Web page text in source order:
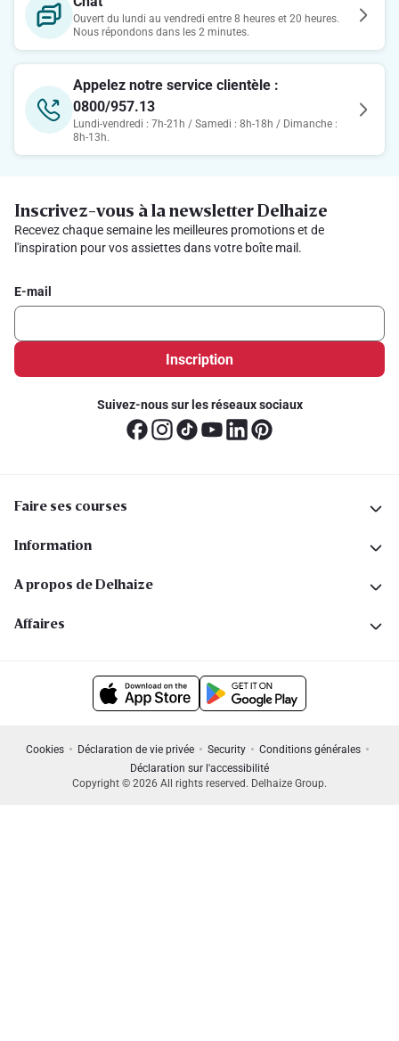
Ouvert du lundi au vendredi entre 8 heures et 20 heures.
Nous répondons dans les 2 minutes.
Appelez notre service clientèle :
0800/957.13
Lundi-vendredi : 7h-21h / Samedi : 8h-18h / Dimanche :
8h-13h.
Inscrivez-vous à la newsletter Delhaize
Recevez chaque semaine les meilleures promotions et de
l'inspiration pour vos assiettes dans votre boîte mail.
E-mail
Inscription
Suivez-nous sur les réseaux sociaux
Faire ses courses
Information
A propos de Delhaize
Affaires
Cookies Déclaration de vie privée Security
Conditions générales
Déclaration sur l'accessibilité
Copyright © 2026 All rights reserved. Delhaize Group.